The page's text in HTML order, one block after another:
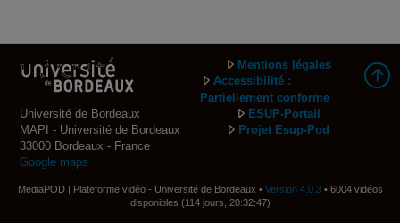
Université de Bordeaux
MAPI - Université de Bordeaux
33000 Bordeaux - France
Google maps
Mentions légales
Accessibilité :
Partiellement conforme
ESUP-Portail
Projet Esup-Pod
MediaPOD | Plateforme vidéo - Université de Bordeaux • Version 4.0.3• 6004 vidéos
disponibles (114 jours, 20:32:47)